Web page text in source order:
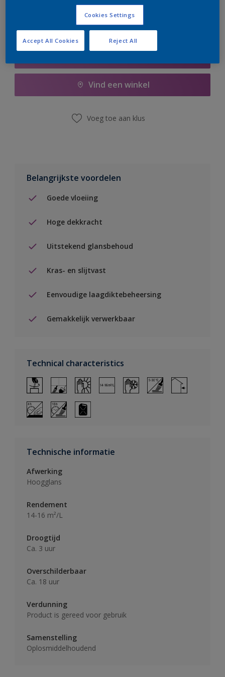
Vind een winkel
Voeg toe aan klus
Belangrijkste voordelen
Goede vloeiing
Hoge dekkracht
Uitstekend glansbehoud
Kras- en slijtvast
Eenvoudige laagdiktebeheersing
Gemakkelijk verwerkbaar
Technical characteristics
Technische informatie
Afwerking
Hoogglans
Rendement
14-16 m²/L
Droogtijd
Ca. 3 uur
Overschilderbaar
Ca. 18 uur
Verdunning
Product is gereed voor gebruik
Samenstelling
Oplosmiddelhoudend
Cookies Settings
Reject All
Accept All Cookies